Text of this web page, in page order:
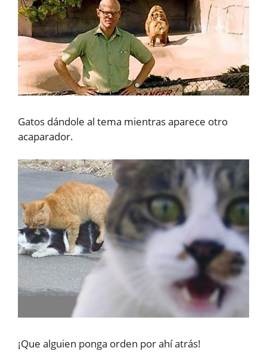
Gatos dándole al tema mientras aparece otro
acaparador.
¡Que alguien ponga orden por ahí atrás!